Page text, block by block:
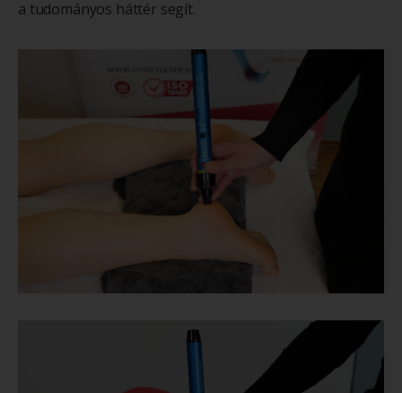
a tudományos háttér segít.